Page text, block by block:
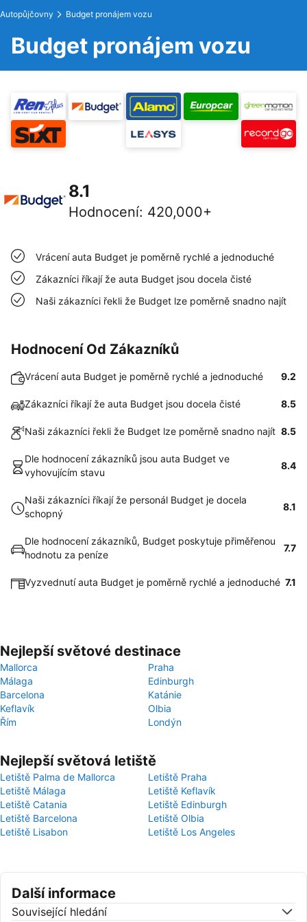
Autopůjčovny Budget pronájem vozu
Budget pronájem vozu
8.1
Hodnocení: 420,000+
Vrácení auta Budget je poměrně rychlé a jednoduché
Zákazníci říkají že auta Budget jsou docela čisté
Naši zákazníci řekli že Budget lze poměrně snadno najít
Hodnocení Od Zákazníků
Vrácení auta Budget je poměrně rychlé a jednoduché 9.2
Zákazníci říkají že auta Budget jsou docela čisté 8.5
Naši zákazníci řekli že Budget lze poměrně snadno najít 8.5
Dle hodnocení zákazníků jsou auta Budget ve
vyhovujícím stavu
8.4
Naši zákazníci říkají že personál Budget je docela
schopný
8.1
Dle hodnocení zákazníků, Budget poskytuje přiměřenou
hodnotu za peníze
7.7
Vyzvednutí auta Budget je poměrně rychlé a jednoduché 7.1
Nejlepší světové destinace
Mallorca
Praha
Málaga
Edinburgh
Barcelona
Katánie
Keflavík
Olbia
Řím
Londýn
Nejlepší světová letiště
Letiště Palma de Mallorca
Letiště Praha
Letiště Málaga
Letiště Keflavík
Letiště Catania
Letiště Edinburgh
Letiště Barcelona
Letiště Olbia
Letiště Lisabon
Letiště Los Angeles
Další informace
Související hledání